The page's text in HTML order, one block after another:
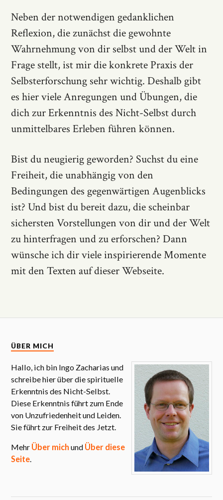
Neben der notwendigen gedanklichen
Reflexion, die zunächst die gewohnte
Wahrnehmung von dir selbst und der Welt in
Frage stellt, ist mir die konkrete Praxis der
Selbsterforschung sehr wichtig. Deshalb gibt
es hier viele Anregungen und Übungen, die
dich zur Erkenntnis des Nicht-Selbst durch
unmittelbares Erleben führen können.
Bist du neugierig geworden? Suchst du eine
Freiheit, die unabhängig von den
Bedingungen des gegenwärtigen Augenblicks
ist? Und bist du bereit dazu, die scheinbar
sichersten Vorstellungen von dir und der Welt
zu hinterfragen und zu erforschen? Dann
wünsche ich dir viele inspirierende Momente
mit den Texten auf dieser Webseite.
ÜBER MICH
Hallo, ich bin Ingo Zacharias und
schreibe hier über die spirituelle
Erkenntnis des Nicht-Selbst.
Diese Erkenntnis führt zum Ende
von Unzufriedenheit und Leiden.
Sie führt zur Freiheit des Jetzt.
Mehr Über mich und Über diese
Seite.